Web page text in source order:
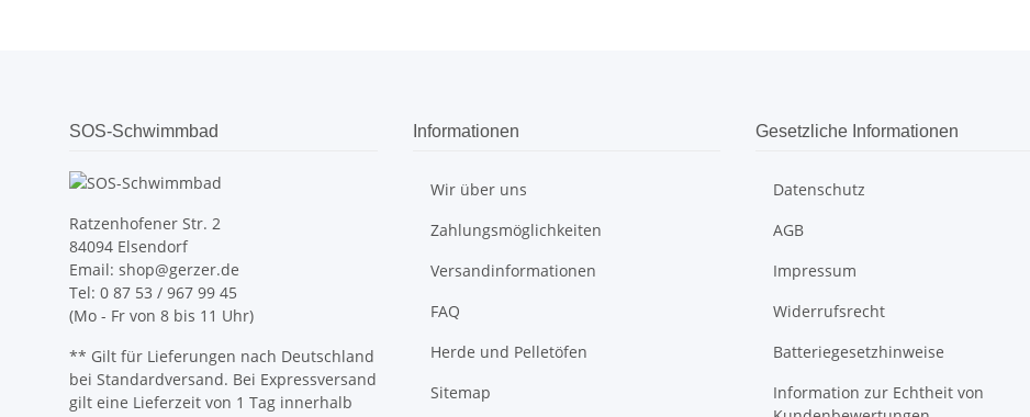
SOS-Schwimmbad
Ratzenhofener Str. 2
84094 Elsendorf
Email: shop@gerzer.de
Tel: 0 87 53 / 967 99 45
(Mo - Fr von 8 bis 11 Uhr)
** Gilt für Lieferungen nach Deutschland
bei Standardversand. Bei Expressversand
gilt eine Lieferzeit von 1 Tag innerhalb
Informationen
Wir über uns
Zahlungsmöglichkeiten
Versandinformationen
FAQ
Herde und Pelletöfen
Sitemap
Gesetzliche Informationen
Datenschutz
AGB
Impressum
Widerrufsrecht
Batteriegesetzhinweise
Information zur Echtheit von